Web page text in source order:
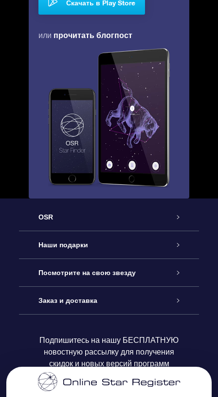
Скачать в Play Store
или прочитать блогпост
OSR
Обслуживание
Как с нами связаться
Блог
Отзывы
Наши подарки
Онлайн подарок Online Star Gift
Подарочный набор OSR
Подарочная карта OSR
Корпоративные подарки
Посмотрите на свою звезду
Звездный реестр
Персонализированная страница Star Page
One Million Stars
Заказ и доставка
Платежная информация
Информация по доставке
Подпишитесь на нашу БЕСПЛАТНУЮ
новостную рассылку для получения
скидок и новых версий программ